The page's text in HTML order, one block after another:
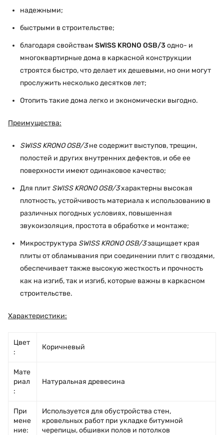
надежными;
быстрыми в строительстве;
благодаря свойствам SWISS KRONO OSB/3одно- и
многоквартирные дома в каркасной конструкции
строятся быстро, что делает их дешевыми, но они могут
прослужить несколько десятков лет;
Отопить такие дома легко и экономически выгодно.
Преимущества:
SWISS KRONO OSB/3не содержит выступов, трещин,
полостей и других внутренних дефектов, и обе ее
поверхности имеют одинаковое качество;
Для плит SWISS KRONO OSB/3характерны высокая
плотность, устойчивость материала к использованию в
различных погодных условиях, повышенная
звукоизоляция, простота в обработке и монтаже;
Микроструктура SWISS KRONO OSB/3защищает края
плиты от обламывания при соединении плит с гвоздями,
обеспечивает также высокую жесткость и прочность
как на изгиб, так и изгиб, которые важны в каркасном
строительстве.
Характеристики:
Цвет
:
Коричневый
Мате
риал
:
Натуральная древесина
При
мене
ние:
Используется для обустройства стен,
кровельных работ при укладке битумной
черепицы, обшивки полов и потолков